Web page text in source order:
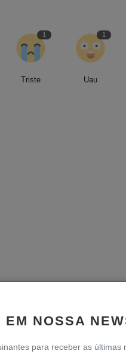
NOSSA
para receber as últimas
1
Triste
1
Uau